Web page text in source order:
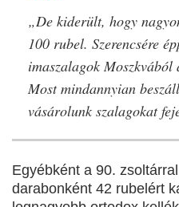
„De kiderült, hogy
100 rubel. Szerencsére
imaszalagok
Most mindannyian
vásárolunk szalagokat
Egyébként a 90.
darabonként 42 rubelért